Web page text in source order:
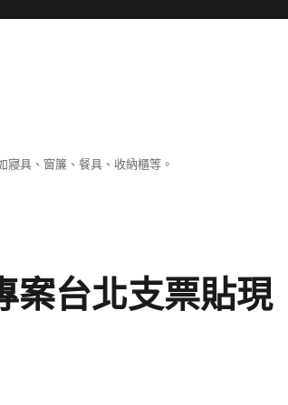
具、窗簾、餐具、收納櫃等。
案台北支票貼現